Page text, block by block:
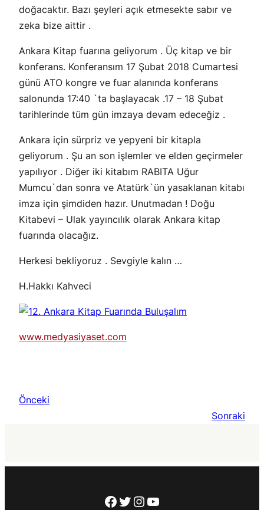
doğacaktır. Bazı şeyleri açık etmesekte sabır ve
zeka bize aittir .
Ankara Kitap fuarına geliyorum . Üç kitap ve bir
konferans. Konferansım 17 Şubat 2018 Cumartesi
günü ATO kongre ve fuar alanında konferans
salonunda 17:40 `ta başlayacak .17 – 18 Şubat
tarihlerinde tüm gün imzaya devam edeceğiz .
Ankara için sürpriz ve yepyeni bir kitapla
geliyorum . Şu an son işlemler ve elden geçirmeler
yapılıyor . Diğer iki kitabım RABITA Uğur
Mumcu`dan sonra ve Atatürk`ün yasaklanan kitabı
imza için şimdiden hazır. Unutmadan ! Doğu
Kitabevi – Ulak yayıncılık olarak Ankara kitap
fuarında olacağız.
Herkesi bekliyoruz . Sevgiyle kalın …
H.Hakkı Kahveci
www.medyasiyaset.com
Önceki
Sonraki
Facebook
Twitter
Instagram
YouTube